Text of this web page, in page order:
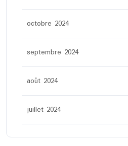
octobre 2024
septembre 2024
août 2024
juillet 2024